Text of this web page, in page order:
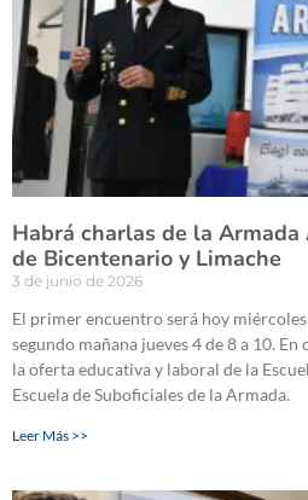
Habrá charlas de la
de Bicentenario y Limache
3 de junio de 2026
El primer encuentro será hoy
segundo mañana jueves 4 de 8 a 10.
la oferta educativa y laboral de la
Escuela de Suboficiales de la Armada.
Leer Más >>